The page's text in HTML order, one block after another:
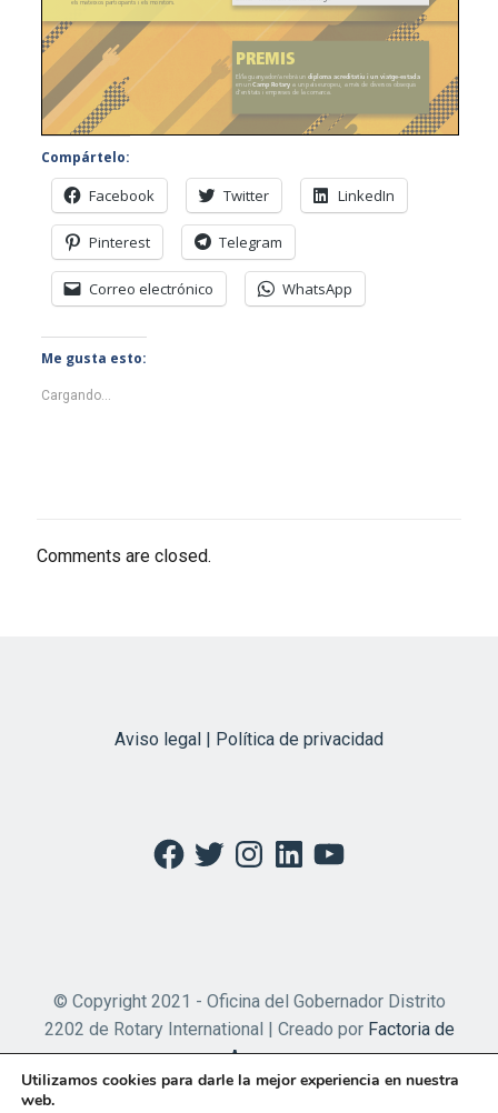
Compártelo:
Facebook Twitter LinkedIn
Pinterest Telegram
Correo electrónico WhatsApp
Me gusta esto:
Cargando...
Comments are closed.
Aviso legal | Política de privacidad
Facebook
TwitterInstagramLinkedInYouTube
© Copyright 2021 - Oficina del Gobernador Distrito
2202 de Rotary International | Creado por Factoria de
Apps
Utilizamos cookies para darle la mejor experiencia en nuestra
web.